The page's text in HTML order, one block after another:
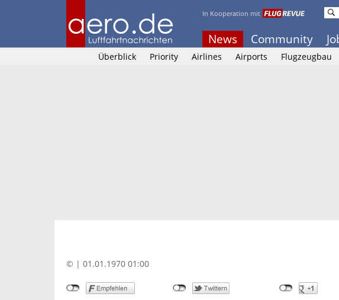
In Kooperation mit
News Community
Überblick Priority Airlines Airports Flugzeugbau
© | 01.01.1970 01:00